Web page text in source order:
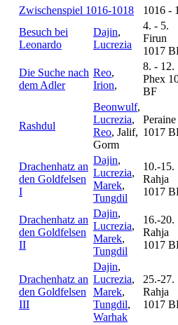
Zwischenspiel 1016-1018 1016 -
Besuch bei
Leonardo
Dajin,
Lucrezia
4. - 5.
Firun
1017
Die Suche nach
dem Adler
Reo,
Irion,
8. - 12.
Phex
BF
Rashdul
Beonwulf,
Lucrezia,
Reo, Jalif,
Gorm
Peraine
1017
Drachenhatz an
den Goldfelsen
I
Dajin,
Lucrezia,
Marek,
Tungdil
10.-15.
Rahja
1017
Drachenhatz an
den Goldfelsen
II
Dajin,
Lucrezia,
Marek,
Tungdil
16.-20.
Rahja
1017
Drachenhatz an
den Goldfelsen
III
Dajin,
Lucrezia,
Marek,
Tungdil,
Warhak
25.-27.
Rahja
1017